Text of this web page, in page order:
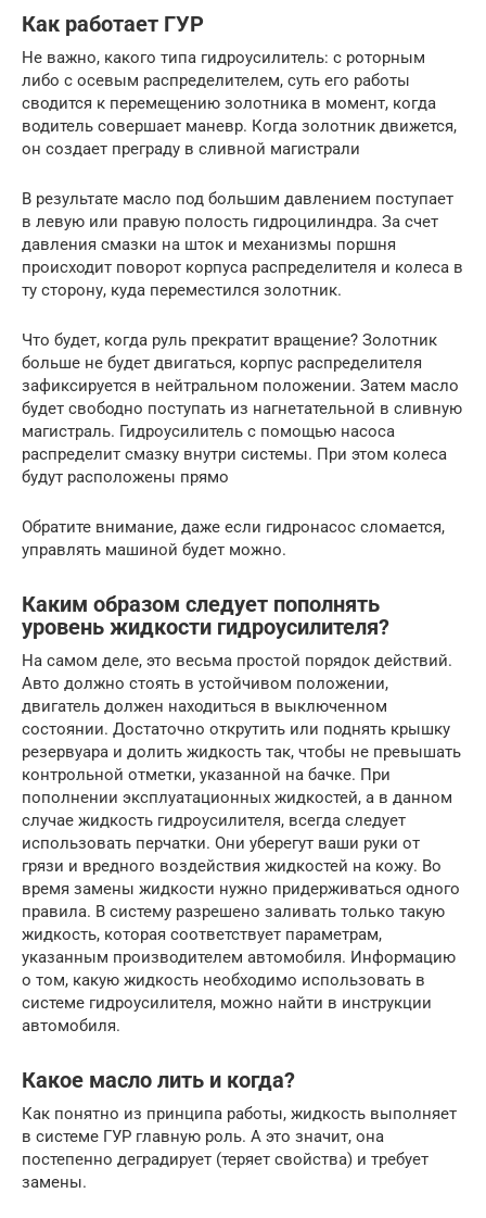
Как работает ГУР
Не важно, какого типа гидроусилитель: с роторным
либо с осевым распределителем, суть его работы
сводится к перемещению золотника в момент, когда
водитель совершает маневр. Когда золотник движется,
он создает преграду в сливной магистрали
В результате масло под большим давлением поступает
в левую или правую полость гидроцилиндра. За счет
давления смазки на шток и механизмы поршня
происходит поворот корпуса распределителя и колеса в
ту сторону, куда переместился золотник.
Что будет, когда руль прекратит вращение? Золотник
больше не будет двигаться, корпус распределителя
зафиксируется в нейтральном положении. Затем масло
будет свободно поступать из нагнетательной в сливную
магистраль. Гидроусилитель с помощью насоса
распределит смазку внутри системы. При этом колеса
будут расположены прямо
Обратите внимание, даже если гидронасос сломается,
управлять машиной будет можно.
Каким образом следует пополнять
уровень жидкости гидроусилителя?
На самом деле, это весьма простой порядок действий.
Авто должно стоять в устойчивом положении,
двигатель должен находиться в выключенном
состоянии. Достаточно открутить или поднять крышку
резервуара и долить жидкость так, чтобы не превышать
контрольной отметки, указанной на бачке. При
пополнении эксплуатационных жидкостей, а в данном
случае жидкость гидроусилителя, всегда следует
использовать перчатки. Они уберегут ваши руки от
грязи и вредного воздействия жидкостей на кожу. Во
время замены жидкости нужно придерживаться одного
правила. В систему разрешено заливать только такую
жидкость, которая соответствует параметрам,
указанным производителем автомобиля. Информацию
о том, какую жидкость необходимо использовать в
системе гидроусилителя, можно найти в инструкции
автомобиля.
Какое масло лить и когда?
Как понятно из принципа работы, жидкость выполняет
в системе ГУР главную роль. А это значит, она
постепенно деградирует (теряет свойства) и требует
замены.